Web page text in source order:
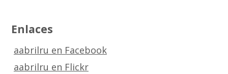
Enlaces
aabrilru en Facebook
aabrilru en Flickr